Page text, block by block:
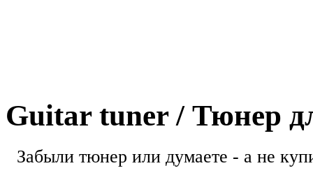
Guitar tuner / Тюнер
Забыли тюнер или думаете - а не